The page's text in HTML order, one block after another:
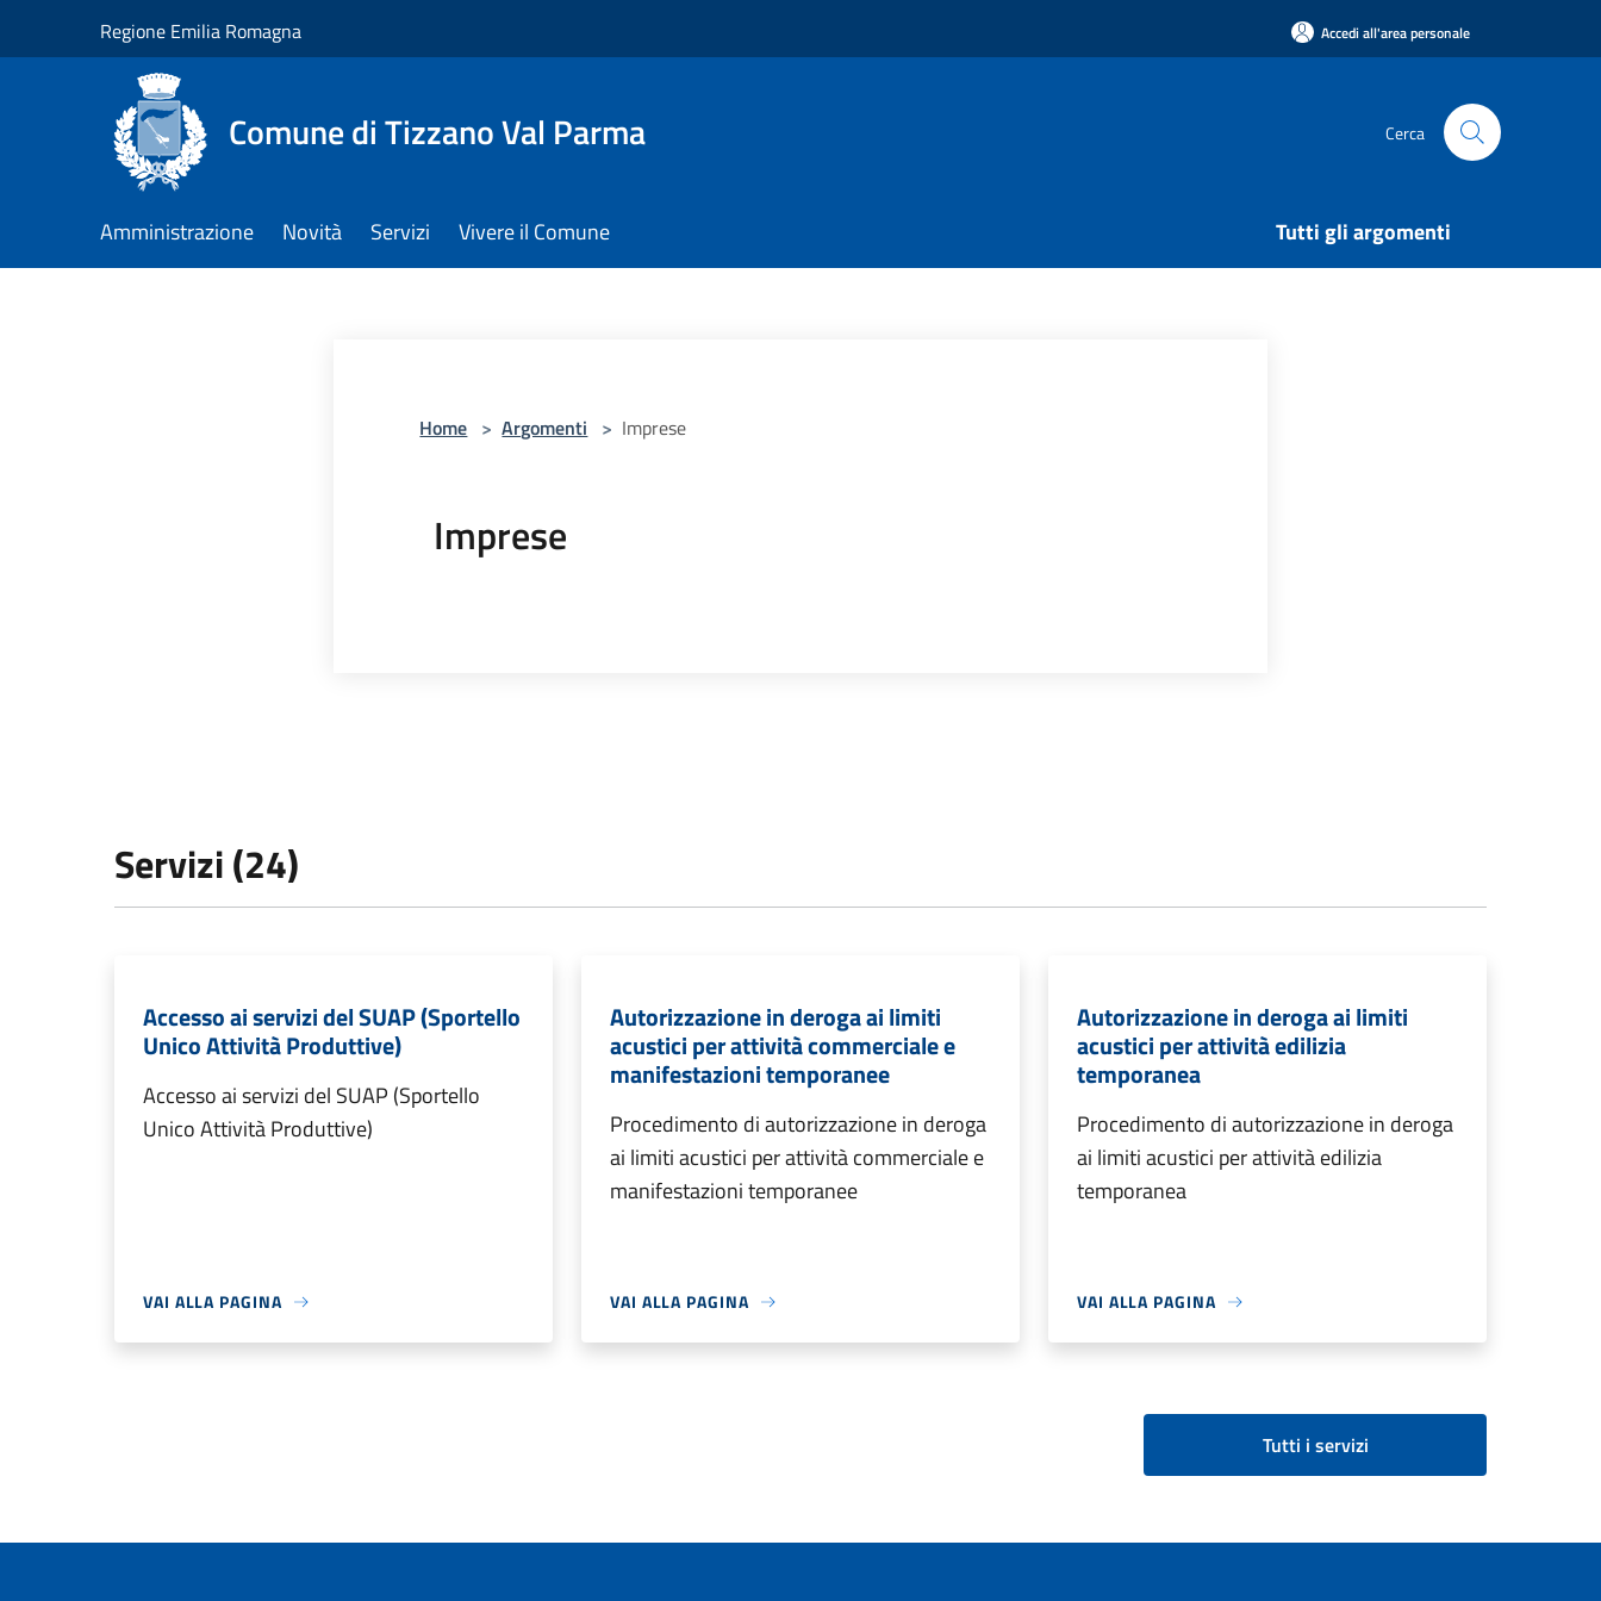
Regione Emilia Romagna Accedi all'area personale
Comune di Tizzano Val Parma Cerca
Amministrazione Novità Servizi Vivere il Comune Tutti gli argomenti
Home > Argomenti > Imprese
Imprese
Servizi (24)
Accesso ai servizi del SUAP (Sportello
Unico Attività Produttive)
Accesso ai servizi del SUAP (Sportello
Unico Attività Produttive)
VAI ALLA PAGINA
Autorizzazione in deroga ai limiti
acustici per attività commerciale e
manifestazioni temporanee
Procedimento di autorizzazione in deroga
ai limiti acustici per attività commerciale e
manifestazioni temporanee
VAI ALLA PAGINA
Autorizzazione in deroga ai limiti
acustici per attività edilizia
temporanea
Procedimento di autorizzazione in deroga
ai limiti acustici per attività edilizia
temporanea
VAI ALLA PAGINA
Tutti i servizi